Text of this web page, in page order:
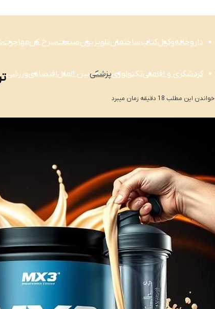
داروخانهوکیلکتابساختمانتلویزیونصنعتسرخ کنمهاجرت
گردشگری و اقامتیتکنولوژیپزشکیبین المللاقتصادیورزشی
خواندن این مطلب 18 دقیقه زمان میبرد